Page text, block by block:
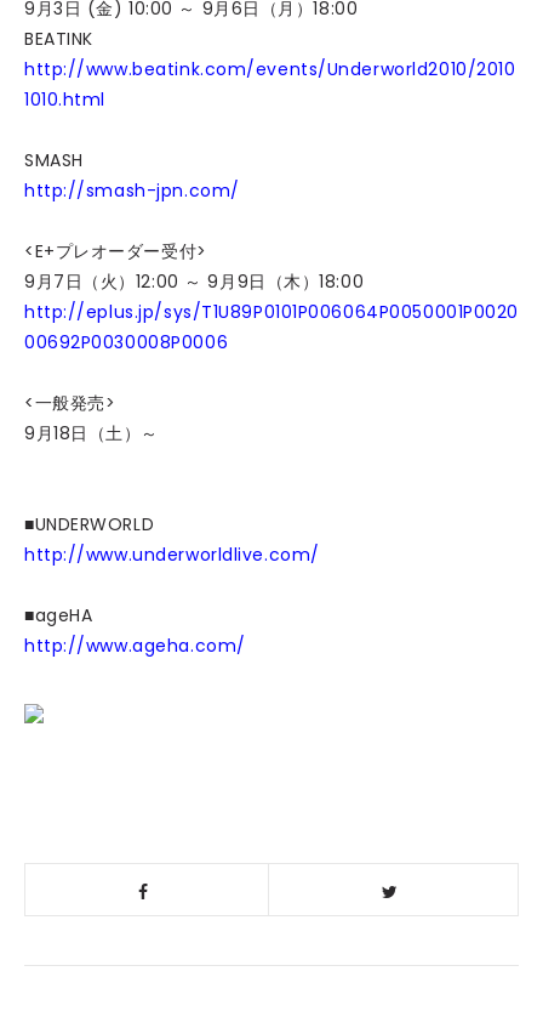
9月3日 (金) 10:00 ～ 9月6日（月）18:00
BEATINK
http://www.beatink.com/events/Underworld2010/2010
1010.html
SMASH
http://smash-jpn.com/
<E+プレオーダー受付>
9月7日（火）12:00 ～ 9月9日（木）18:00
http://eplus.jp/sys/T1U89P0101P006064P0050001P0020
00692P0030008P0006
<一般発売>
9月18日（土）～
■UNDERWORLD
http://www.underworldlive.com/
■ageHA
http://www.ageha.com/